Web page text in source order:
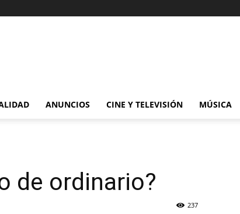
ANUNCIOS CINE Y TELEVISIÓN MÚSICA
de ordinario?
237